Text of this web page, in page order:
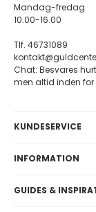
Mandag-fredag
10.00-16.00
Tlf. 46731089
Chat: Besvares
men altid inden for
KUNDESERVICE
INFORMATION
GUIDES &